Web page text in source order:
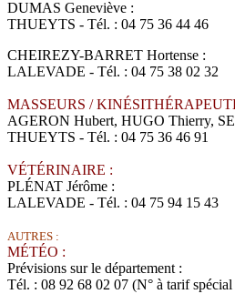
DUMAS Geneviève :
THUEYTS - Tél. : 04 75 36 44 46
CHEIREZY-BARRET Hortense :
LALEVADE - Tél. : 04 75 38 02 32
MASSEURS /
AGERON Hubert, HUGO Thierry,
THUEYTS - Tél. : 04 75 36 46 91
VÉTÉRINAIRE :
PLÉNAT Jérôme :
LALEVADE - Tél. : 04 75 94 15 43
AUTRES :
MÉTÉO :
Prévisions sur le département :
Tél. : 08 92 68 02 07 (N° à tarif